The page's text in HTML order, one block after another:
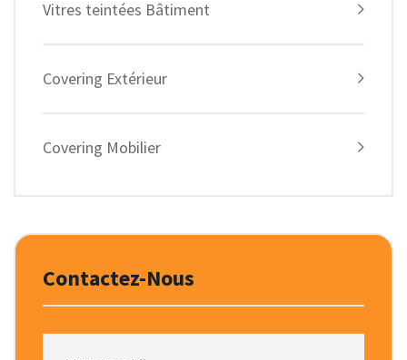
Vitres teintées Bâtiment
Covering Extérieur
Covering Mobilier
Contactez-Nous